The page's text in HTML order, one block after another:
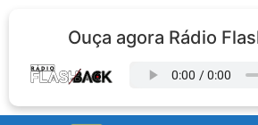
Ouça agora Rádio